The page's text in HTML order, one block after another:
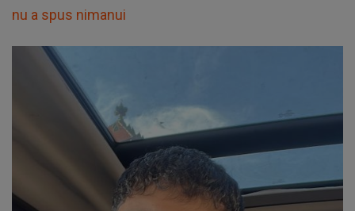
nu a spus nimanui